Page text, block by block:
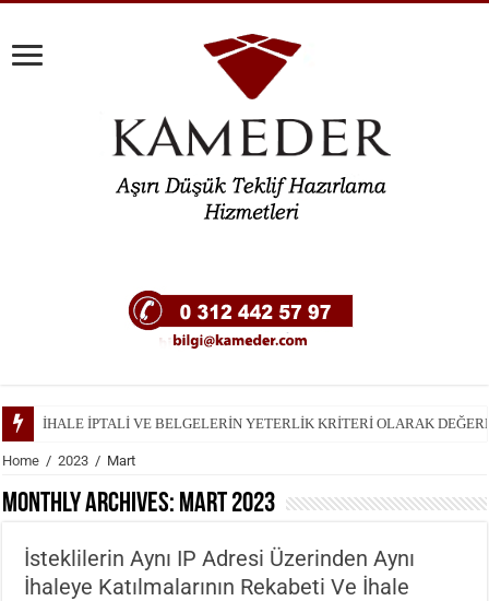
İHALE İŞLEMLERİNDEKİ BELİRSİZLİKLER VE EK
Home / 2023 / Mart
Monthly Archives: Mart 2023
İsteklilerin Aynı IP Adresi Üzerinden Aynı
İhaleye Katılmalarının Rekabeti Ve İhale